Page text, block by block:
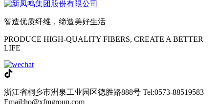
智造优质纤维，缔造美好生活
PRODUCE HIGH-QUALITY FIBERS, CREATE A BETTER
LIFE
浙江省桐乡市洲泉工业园区德胜路888号 Tel:0573-88519583
Email:ho@xfmgroup.com